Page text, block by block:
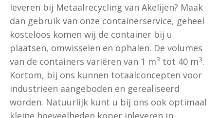
leveren bij Metaalrecycling van Akelijen? Maak
dan gebruik van onze containerservice, geheel
kosteloos komen wij de container bij u
plaatsen, omwisselen en ophalen. De volumes
van de containers variëren van 1 m3 tot 40 m3.
Kortom, bij ons kunnen totaalconcepten voor
industrieën aangeboden en gerealiseerd
worden. Natuurlijk kunt u bij ons ook optimaal
kleine hoeveelheden koper inleveren in